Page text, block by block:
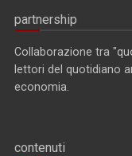
partnership
Collaborazione tra
lettori del quotidiano
economia.
contenuti